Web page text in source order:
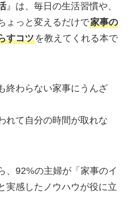
』は、毎日の生活習慣や、
ょっと変えるだけで家事の
すコツを教えてくれる本で
終わらない家事にうんざ
れて自分の時間が取れな
、92%の主婦が「家事のイ
実感したノウハウが役に立